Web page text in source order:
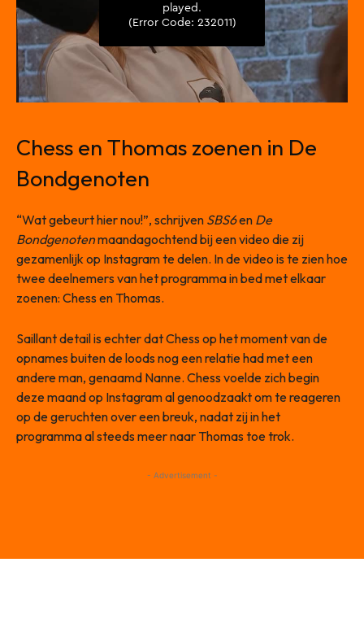
Chess en Thomas zoenen in De
Bondgenoten
“Wat gebeurt hier nou!”, schrijven SBS6en De
Bondgenotenmaandagochtend bij een video die zij
gezamenlijk op Instagram te delen. In de video is te zien hoe
twee deelnemers van het programma in bed met elkaar
zoenen: Chess en Thomas.
Saillant detail is echter dat Chess op het moment van de
opnames buiten de loods nog een relatie had met een
andere man, genaamd Nanne. Chess voelde zich begin
deze maand op Instagram al genoodzaakt om te reageren
op de geruchten over een breuk, nadat zij in het
programma al steeds meer naar Thomas toe trok.
- Advertisement -